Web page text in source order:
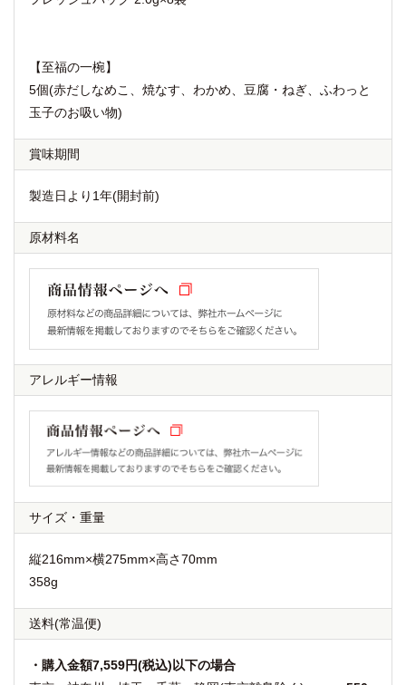
【至福の一椀】
5個(赤だしなめこ、焼なす、わかめ、豆腐・ねぎ、ふわっと
玉子のお吸い物)
賞味期間
製造日より1年(開封前)
原材料名
アレルギー情報
サイズ・重量
縦216mm×横275mm×高さ70mm
358g
送料(常温便)
・購入金額7,559円(税込)以下の場合